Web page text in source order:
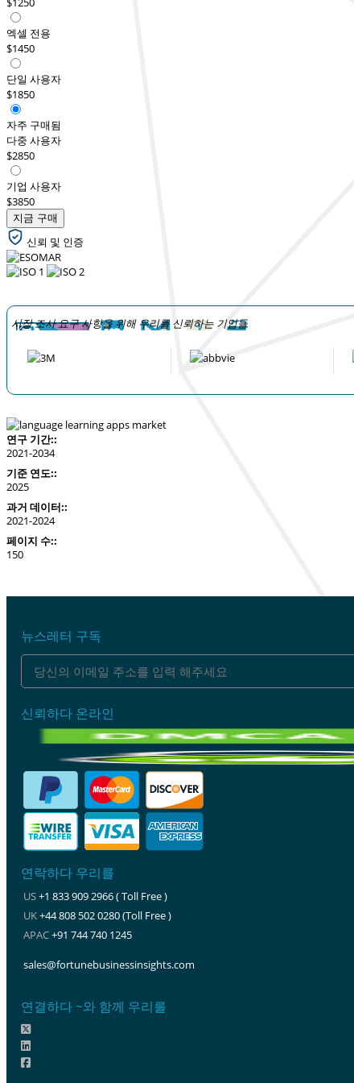
엑셀 전용
$1450
단일 사용자
$1850
자주 구매됨
다중 사용자
$2850
기업 사용자
$3850
지금 구매
신뢰 및 인증
시장 조사 요구 사항을 위해 우리를 신뢰하는 기업들
연구 기간::
2021-2034
기준 연도::
2025
과거 데이터::
2021-2024
페이지 수::
150
뉴스레터 구독
신뢰하다 온라인
연락하다 우리를
US+1 833 909 2966 ( Toll Free )
UK+44 808 502 0280 (Toll Free )
APAC+91 744 740 1245
sales@fortunebusinessinsights.com
연결하다 ~와 함께 우리를